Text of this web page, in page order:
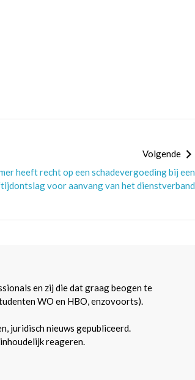
Volgende
heeft recht op een schadevergoeding bij een
voor aanvang van het dienstverband
en zij die dat graag beogen te
WO en HBO, enzovoorts).
juridisch nieuws gepubliceerd.
reageren.